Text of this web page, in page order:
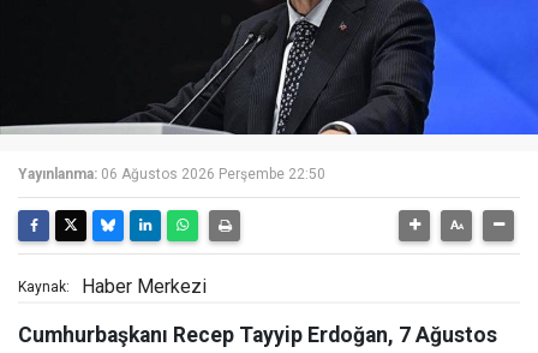
Yayınlanma: 06 Ağustos 2026 Perşembe 22:50
Kaynak: Haber Merkezi
Cumhurbaşkanı Recep Tayyip Erdoğan, 7 Ağustos